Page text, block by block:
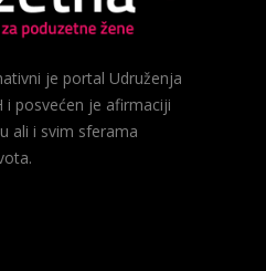
je portal Udruženja
i posvećen je afirmaciji
ali i svim sferama